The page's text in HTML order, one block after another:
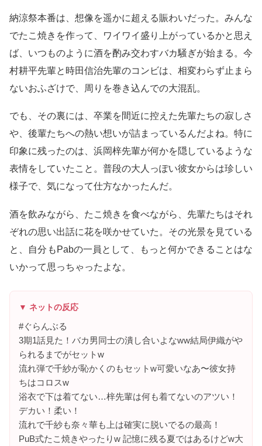
納涼祭本番は、想像を遥かに超える賑わいだった。みんな
でたこ焼きを作って、ワイワイ盛り上がっているかと思え
ば、いつものように酒を酌み交わすバカ騒ぎが始まる。今
村耕平先輩と時田信治先輩のコンビは、相変わらず止まら
ないおふざけで、周りを巻き込んでの大混乱。
でも、その裏には、卒業を間近に控えた先輩たちの寂しさ
や、後輩たちへの熱い想いが詰まっているんだよね。特に
印象に残ったのは、浜岡梓先輩が何かを隠しているような
表情をしていたこと。普段の大人っぽい彼女からは珍しい
様子で、気になって仕方なかったんだ。
酒を飲みながら、たこ焼きを食べながら、先輩たちはそれ
ぞれの思い出話に花を咲かせていた。その光景を見ている
と、自分もPabの一員として、もっと何かできることはな
いかって思っちゃったよな。
▼ ネットの反応
#ぐらんぶる
3期1話見た！バカ男同士の潰し合いよなww結局伊織がや
られるまでがセットw
流れ弾で千紗が恥かくのもセットw可愛いなあ〜彼女持
ちはコロスw
浴衣で下は着てない…梓先輩は何も着てないのアツい！
デカい！柔い！
流れで千紗も奈々華も上は確実に脱いでるの最高！
PuB式たこ焼きやったりw 記憶に残る夏ではあるけどw大